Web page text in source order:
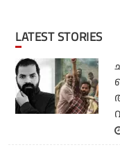
LATEST STORIES